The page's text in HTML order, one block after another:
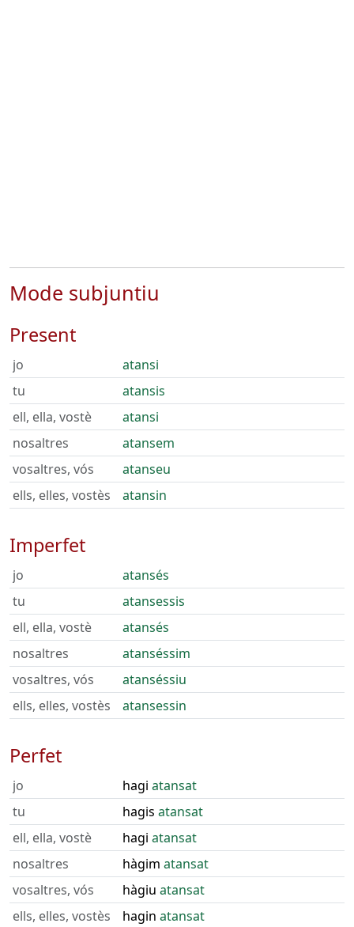
Mode subjuntiu
Present
jo
atansi
tu
atansis
ell, ella, vostè
atansi
nosaltres
atansem
vosaltres, vós
atanseu
ells, elles, vostès
atansin
Imperfet
jo
atansés
tu
atansessis
ell, ella, vostè
atansés
nosaltres
atanséssim
vosaltres, vós
atanséssiu
ells, elles, vostès
atansessin
Perfet
jo hagi atansat
tu
hagis atansat
ell, ella, vostè
hagi atansat
nosaltres
hàgim atansat
vosaltres, vós
hàgiu atansat
ells, elles, vostès
hagin atansat